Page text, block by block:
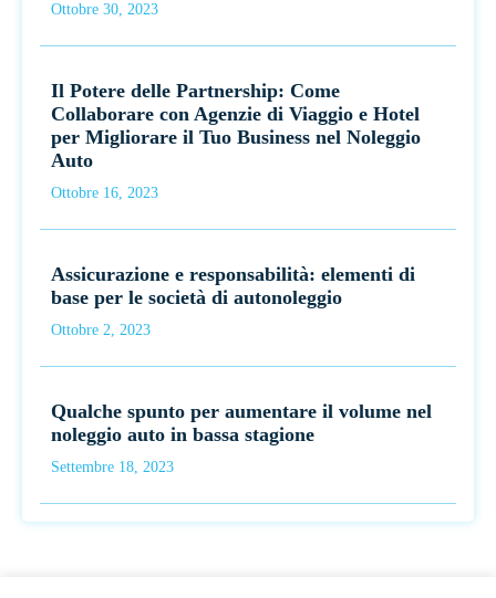
Ottobre 30, 2023
Il Potere delle Partnership: Come
Collaborare con Agenzie di Viaggio e Hotel
per Migliorare il Tuo Business nel Noleggio
Auto
Ottobre 16, 2023
Assicurazione e responsabilità: elementi di
base per le società di autonoleggio
Ottobre 2, 2023
Qualche spunto per aumentare il volume nel
noleggio auto in bassa stagione
Settembre 18, 2023